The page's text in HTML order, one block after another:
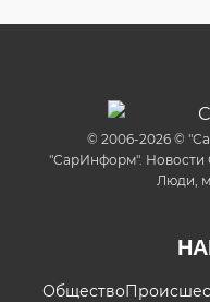
© 2006-2026 ©
"СарИнформ". Новости
Люди,
Общество